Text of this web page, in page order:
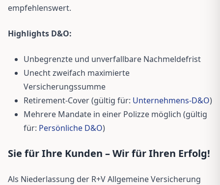
empfehlenswert.
Highlights D&O:
Unbegrenzte und unverfallbare Nachmeldefrist
Unecht zweifach maximierte
Versicherungssumme
Retirement-Cover (gültig für: Unternehmens-D&O)
Mehrere Mandate in einer Polizze möglich (gültig
für: Persönliche D&O)
Sie für Ihre Kunden – Wir für Ihren Erfolg!
Als Niederlassung der R+V Allgemeine Versicherung